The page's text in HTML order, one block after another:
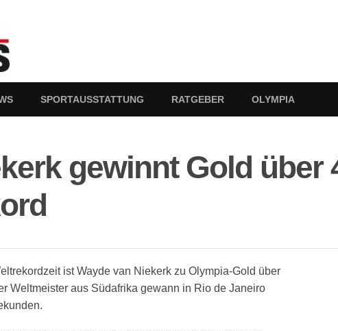
SPORTAUSSTATTUNG RATGEBER OLYMPIA
gewinnt Gold über
ist Wayde van Niekerk zu Olympia-Gold über
Weltmeister aus Südafrika gewann in Rio de Janeiro